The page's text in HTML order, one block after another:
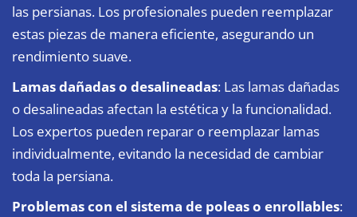
las persianas. Los profesionales pueden reemplazar
estas piezas de manera eficiente, asegurando un
rendimiento suave.
Lamas dañadas o desalineadas: Las lamas dañadas
o desalineadas afectan la estética y la funcionalidad.
Los expertos pueden reparar o reemplazar lamas
individualmente, evitando la necesidad de cambiar
toda la persiana.
Problemas con el sistema de poleas o enrollables: